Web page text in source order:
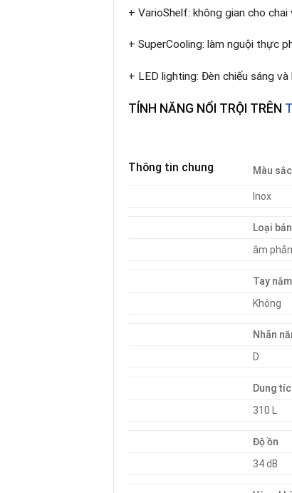
+ VarioShelf: không gian cho
+ SuperCooling: làm nguội thực
+ LED lighting: Đèn chiếu sáng
TÍNH NĂNG NỔI TRỘI TRÊN
Thông tin chung Màu sắc
Inox
Loại
âm
Tay
Không
Nhãn
D
Dung
310 L
Độ ồn
34 dB